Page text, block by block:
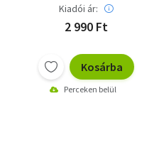
Kiadói ár:
2 990 Ft
Kosárba
Perceken belül